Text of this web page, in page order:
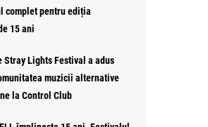
complet pentru ediția
15 ani
Stray Lights Festival a adus
muzicii alternative
la Control Club